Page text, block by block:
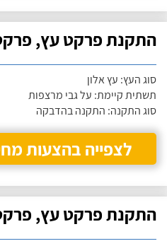
התקנת פרקט עץ,
סוג העץ: עץ אלון
תשתית קיימת: על גבי מרצפות
סוג התקנה: התקנה בהדבקה
לצפייה בהצעות
התקנת פרקט עץ,